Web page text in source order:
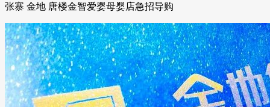
张寨 金地 唐楼金智爱婴母婴店急招导购